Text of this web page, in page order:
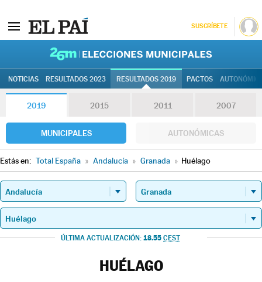
SUSCRÍBETE
NOTICIAS RESULTADOS 2023 RESULTADOS 2019 PACTOS
2019 2015 2011 2007
MUNICIPALES AUTONÓMICAS
Estás en: Total España » Andalucía » Granada » Huélago
ÚLTIMA ACTUALIZACIÓN: 18.55 CEST
HUÉLAGO